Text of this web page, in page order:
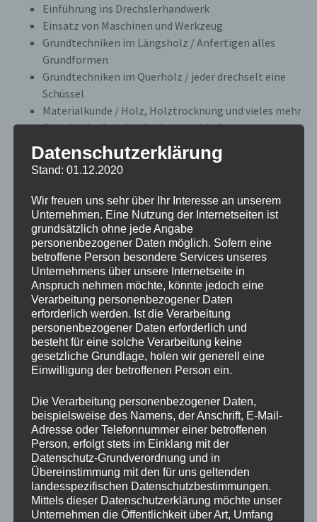
Einführung ins Drechslerhandwerk
Einsatz von Maschinen und Werkzeug
Grundtechniken im Längsholz / Anfertigen alles
Grundformen
Grundtechniken im Querholz / jeder drechselt eine
Schüssel
Materialkunde / Holz, Holztrocknung und vieles mehr
Grundtechniken des Werkzeugschleifens
Im Mittelpunkt steht die Vermittlung von handwerklichem
Können ( eine kleine Schüssel geht sich immer aus).
Die Kurskosten belaufen sich auf €350.-/ pro
Person
Für weitere Informationen klicken Sie auf das gewünschte
Kursdatum. Anmeldung zu Kurs bitte per
mail an office@drechslerei-spitzbart.at
Datenschutzerklärung
Stand: 01.12.2020
Wir freuen uns sehr über Ihr Interesse an unserem
Unternehmen. Eine Nutzung der Internetseiten ist
grundsätzlich ohne jede Angabe
personenbezogener Daten möglich. Sofern eine
betroffene Person besondere Services unseres
Unternehmens über unsere Internetseite in
Anspruch nehmen möchte, könnte jedoch eine
Verarbeitung personenbezogener Daten
erforderlich werden. Ist die Verarbeitung
personenbezogener Daten erforderlich und
besteht für eine solche Verarbeitung keine
gesetzliche Grundlage, holen wir generell eine
Einwilligung der betroffenen Person ein.
Die Verarbeitung personenbezogener Daten,
beispielsweise des Namens, der Anschrift, E-Mail-
Adresse oder Telefonnummer einer betroffenen
Person, erfolgt stets im Einklang mit der
Datenschutz-Grundverordnung und in
Übereinstimmung mit den für uns geltenden
landesspezifischen Datenschutzbestimmungen.
Mittels dieser Datenschutzerklärung möchte unser
Unternehmen die Öffentlichkeit über Art, Umfang